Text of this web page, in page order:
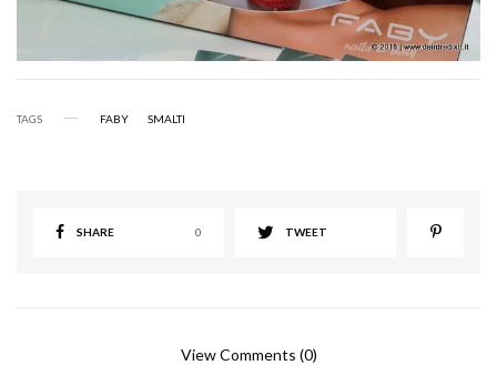
TAGS FABY SMALTI
SHARE 0 TWEET
View Comments (0)